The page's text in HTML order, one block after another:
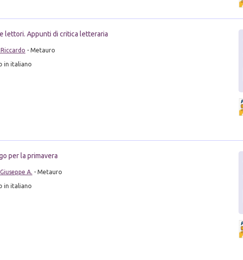
lettori. Appunti di critica letteraria
- Metauro
in italiano
per la primavera
A. - Metauro
in italiano